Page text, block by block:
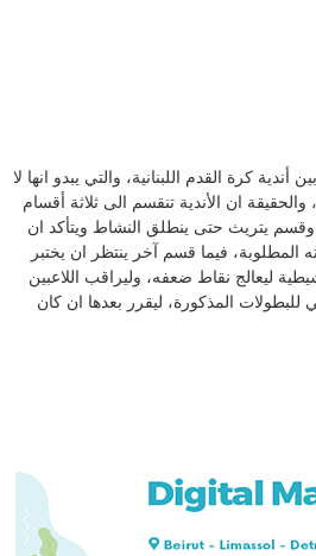
كرة القدم اللبنانية، والتي يبدو انها لا
ان الأندية تنقسم الى ثلاثة أقسام
وقسم يتريث حتى ينطلق النشاط ويتأكد ان
فيما قسم آخر ينتظر ان يختبر
ليعالج نقاط ضعفه، وليراقب اللاعبين
المذكورة، ليقرر بعدها ان كان